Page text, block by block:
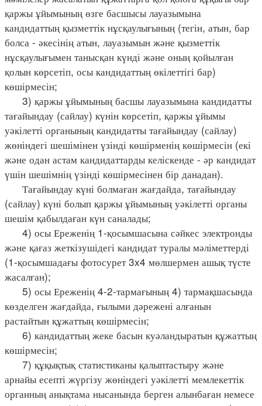
қаржы ұйымының өзге басшысы лауазымына
кандидаттың қызметтік нұсқаулығының (тегін, атын, бар
болса - әкесінің атын, лауазымын және қызметтік
нұсқаулығымен танысқан күнді және оның қойылған
қолын көрсетіп, осы кандидаттың өкілеттігі бар)
көшірмесін;
3) қаржы ұйымының басшы лауазымына кандидатты
тағайындау (сайлау) күнін көрсетіп, қаржы ұйымы
уәкілетті органының кандидатты тағайындау (сайлау)
жөніндегі шешімінен үзінді көшірменің көшірмесін (екі
және одан астам кандидаттарды келіскенде - әр кандидат
үшін шешімнің үзінді көшірмесінен бір данадан).
Тағайындау күні болмаған жағдайда, тағайындау
(сайлау) күні болып қаржы ұйымының уәкілетті органы
шешім қабылдаған күн саналады;
4) осы Ереженің 1-қосымшасына сәйкес электронды
және қағаз жеткізушідегі кандидат туралы мәліметтерді
(1-қосымшадағы фотосурет 3x4 мөлшермен ашық түсте
жасалған);
5) осы Ереженің 4-2-тармағының 4) тармақшасында
көзделген жағдайда, ғылыми дәрежені алғанын
растайтын құжаттың көшірмесін;
6) кандидаттың жеке басын куәландыратын құжаттың
көшірмесін;
7) құқықтық статистиканы қалыптастыру және
арнайы есепті жүргізу жөніндегі уәкілетті мемлекеттік
органның анықтама нысанында берген алынбаған немесе